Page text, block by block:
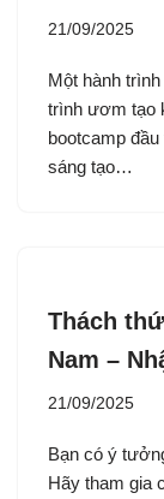
21/09/2025
Một hành
trình ươm tạo
bootcamp
sáng tạo…
Thách
Nam –
21/09/2025
Bạn có ý
Hãy tham gia